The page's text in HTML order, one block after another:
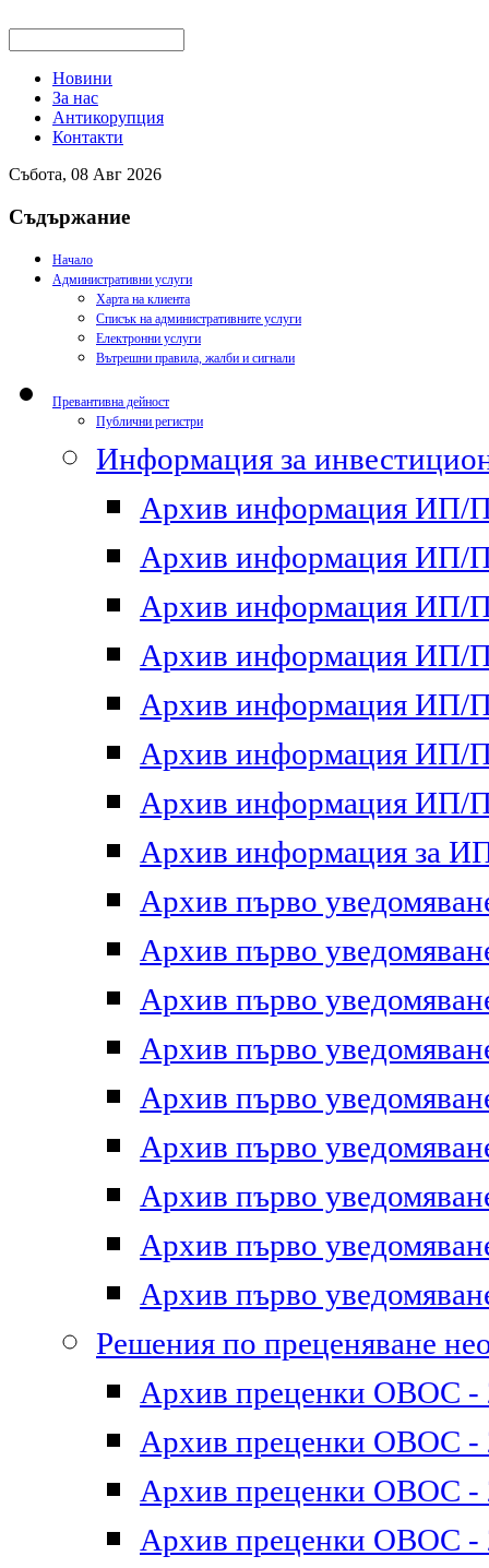
Новини
За нас
Антикорупция
Контакти
Събота, 08 Авг 2026
Съдържание
Начало
Административни услуги
Харта на клиента
Списък на административните услуги
Електронни услуги
Вътрешни правила, жалби и сигнали
Превантивна дейност
Публични регистри
Информация за
Архив информация ИП/
Архив информация ИП/
Архив информация ИП/
Архив информация ИП/
Архив информация ИП/
Архив информация ИП/
Архив информация ИП/
Архив информация за
Архив първо
Архив първо
Архив първо
Архив първо
Архив първо
Архив първо
Архив първо
Архив първо
Архив първо
Решения по преценяване
Архив преценки ОВОС -
Архив преценки ОВОС -
Архив преценки ОВОС -
Архив преценки ОВОС -